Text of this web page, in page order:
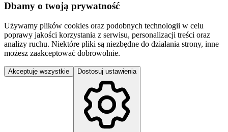
Dbamy o twoją prywatność
Używamy plików cookies oraz podobnych technologii w celu
poprawy jakości korzystania z serwisu, personalizacji treści oraz
analizy ruchu. Niektóre pliki są niezbędne do działania strony, inne
możesz zaakceptować dobrowolnie.
Akceptuję wszystkie Dostosuj ustawienia